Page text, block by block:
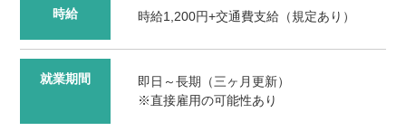
時給 時給1,200円+交通費支給（規定あり）
就業期間
即日～長期（三ヶ月更新）
※直接雇用の可能性あり